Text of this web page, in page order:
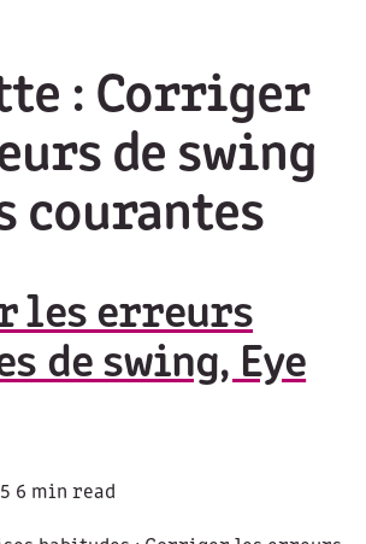
: Corriger
de swing
courantes
les erreurs
de swing, Eye
6 min read